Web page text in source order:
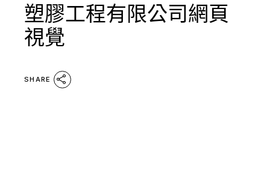
塑膠工程有限公司網頁
視覺
SHARE